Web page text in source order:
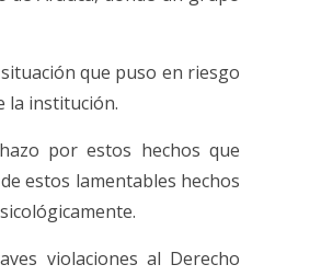
que puso en riesgo
la institución.
por estos hechos que
estos lamentables hechos
violaciones al Derecho